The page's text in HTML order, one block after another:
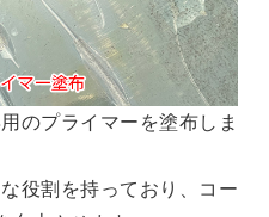
のプライマーを塗布しま
役割を持っており、コー